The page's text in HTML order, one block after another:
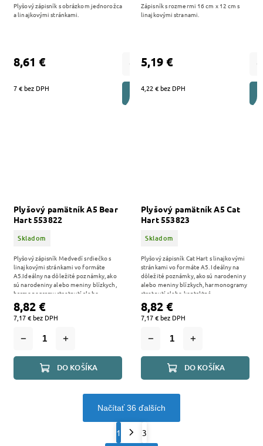
7 € bez DPH
8,61 €
DO KOŠÍKA
Plyšový zápisník s obrázkom jednorožca
a linajkovými stránkami.
4,22 € bez DPH
5,19 €
Zápisník s rozmermi 16 cm x 12 cm s
linajkovými stranami.
Plyšový pamätník A5 Bear
Hart 553822
Skladom
7,17 € bez DPH
8,82 €
DO KOŠÍKA
Plyšový zápisník Medvedí srdiečko s
linajkovými stránkami vo formáte
A5.Ideálny na dôležité poznámky, ako
sú narodeniny alebo meniny blízkych,
harmonogramy stretnutí alebo...
Plyšový pamätník A5 Cat
Hart 553823
Skladom
7,17 € bez DPH
8,82 €
DO KOŠÍKA
Plyšový zápisník Cat Hart s linajkovými
stránkami vo formáte A5. Ideálny na
dôležité poznámky, ako sú narodeniny
alebo meniny blízkych, harmonogramy
stretnutí alebo kontaktné...
Načítať 36 ďalších
1 3